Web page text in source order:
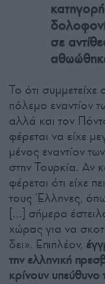
σε
Το ότι συμμετείχε
πόλεμο εναντίον
αλλά και τον
φέρεται να είχε
μένος εναντίον
στην Τουρκία. Αν
φέρεται ότι είχε
τους Έλληνες,
[…] σήμερα
χώρας για να
δει». Επιπλέον,
την ελληνική
κρίνουν